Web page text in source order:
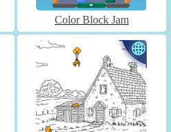
Color Block Jam